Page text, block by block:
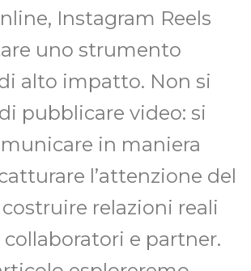
Instagram Reels
uno strumento
alto impatto. Non si
pubblicare video: si
in maniera
l’attenzione del
relazioni reali
e partner.